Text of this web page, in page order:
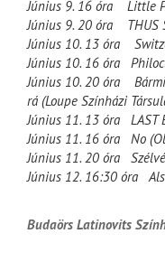
Június 9. 16 óra Little
Június 9. 20 óra THUS
Június 10. 13 óra
Június 10. 16 óra
Június 10. 20 óra Bármi
rá (Loupe Színházi
Június 11. 13 óra LAST
Június 11. 16 óra No
Június 11. 20 óra
Június 12. 16:30 óra
Budaörs Latinovits